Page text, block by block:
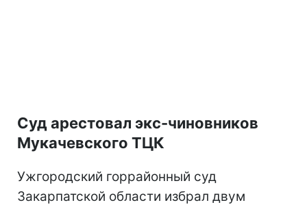
Суд арестовал экс-чиновников
Мукачевского ТЦК
Ужгородский горрайонный суд
Закарпатской области избрал двум